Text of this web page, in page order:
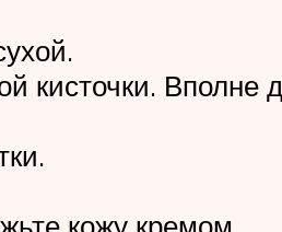
кисточки. Вполне